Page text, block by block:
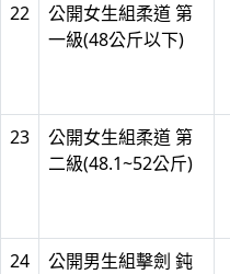
22
公開女生組柔道 第
一級(48公斤以下)
23
公開女生組柔道 第
二級(48.1~52公斤)
24
公開男生組擊劍 鈍